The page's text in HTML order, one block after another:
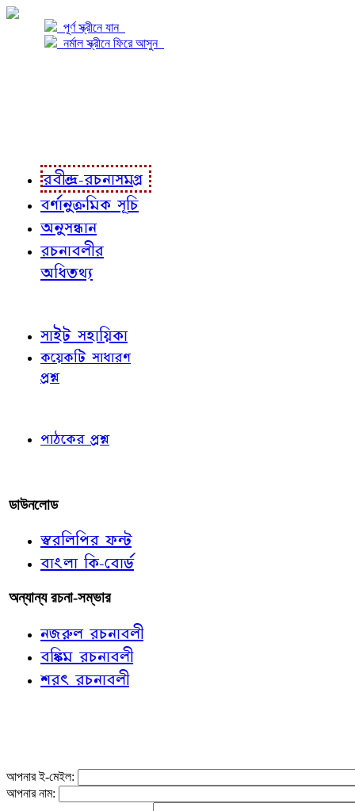
পূর্ণ স্ক্রীনে যান
নর্মাল স্ক্রীনে ফিরে আসুন
রবীন্দ্র-রচনাসমগ্র
বর্ণানুক্রমিক সূচি
অনুসন্ধান
রচনাবলীর
অধিতথ্য
সাইট সহায়িকা
কয়েকটি সাধারণ
প্রশ্ন
পাঠকের প্রশ্ন
ডাউনলোড
স্বরলিপির ফন্ট
বাংলা কি-বোর্ড
অন্যান্য রচনা-সম্ভার
নজরুল রচনাবলী
বঙ্কিম রচনাবলী
শরৎ রচনাবলী
আপনার ই-মেইল:
আপনার নাম: